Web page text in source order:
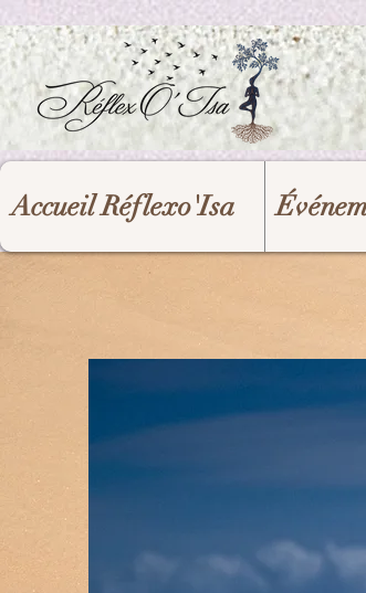
UA-208204787-1
Accueil Réflexo'Isa